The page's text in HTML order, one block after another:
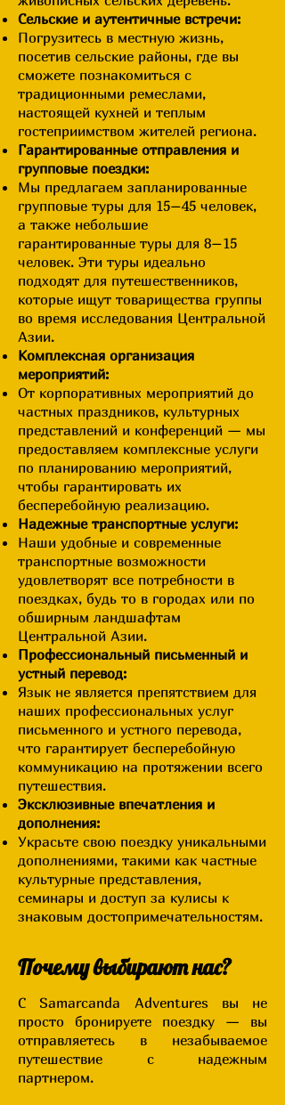
Сельские и аутентичные встречи:
Погрузитесь в местную жизнь,
посетив сельские районы, где вы
сможете познакомиться с
традиционными ремеслами,
настоящей кухней и теплым
гостеприимством жителей региона.
Гарантированные отправления и
групповые поездки:
Мы предлагаем запланированные
групповые туры для 15–45 человек,
а также небольшие
гарантированные туры для 8–15
человек. Эти туры идеально
подходят для путешественников,
которые ищут товарищества группы
во время исследования Центральной
Азии.
Комплексная организация
мероприятий:
От корпоративных мероприятий до
частных праздников, культурных
представлений и конференций — мы
предоставляем комплексные услуги
по планированию мероприятий,
чтобы гарантировать их
бесперебойную реализацию.
Надежные транспортные услуги:
Наши удобные и современные
транспортные возможности
удовлетворят все потребности в
поездках, будь то в городах или по
обширным ландшафтам
Центральной Азии.
Профессиональный письменный и
устный перевод:
Язык не является препятствием для
наших профессиональных услуг
письменного и устного перевода,
что гарантирует бесперебойную
коммуникацию на протяжении всего
путешествия.
Эксклюзивные впечатления и
дополнения:
Украсьте свою поездку уникальными
дополнениями, такими как частные
культурные представления,
семинары и доступ за кулисы к
знаковым достопримечательностям.
Почему выбирают нас?
​С Samarcanda Adventures вы не
просто бронируете поездку — вы
отправляетесь в незабываемое
путешествие с надежным
партнером.